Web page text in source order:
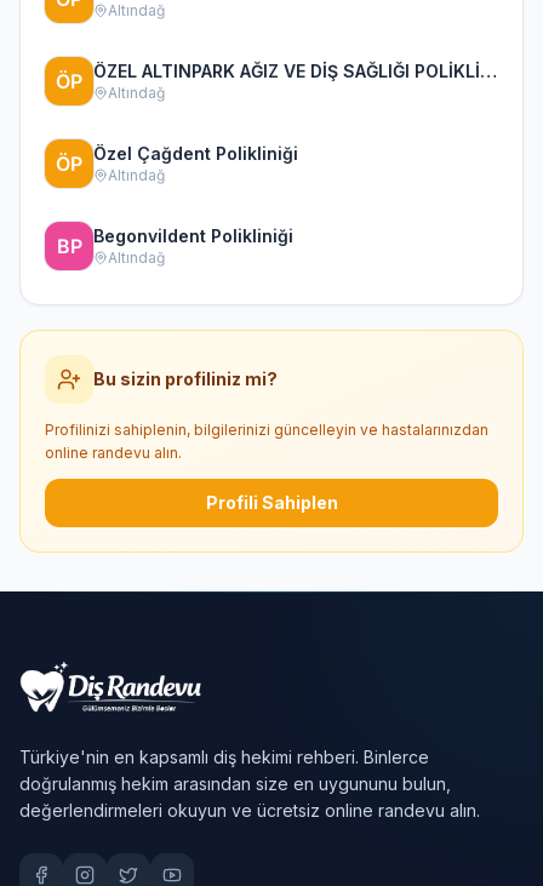
Altındağ
ÖZEL ALTINPARK AĞIZ VE DİŞ SAĞLIĞI POLİKLİNİĞİ
Altındağ
Özel Çağdent Polikliniği
Altındağ
Begonvildent Polikliniği
Altındağ
Bu sizin profiliniz mi?
Profilinizi sahiplenin, bilgilerinizi güncelleyin ve hastalarınızdan
online randevu alın.
Profili Sahiplen
Türkiye'nin en kapsamlı diş hekimi rehberi. Binlerce
doğrulanmış hekim arasından size en uygununu bulun,
değerlendirmeleri okuyun ve ücretsiz online randevu alın.